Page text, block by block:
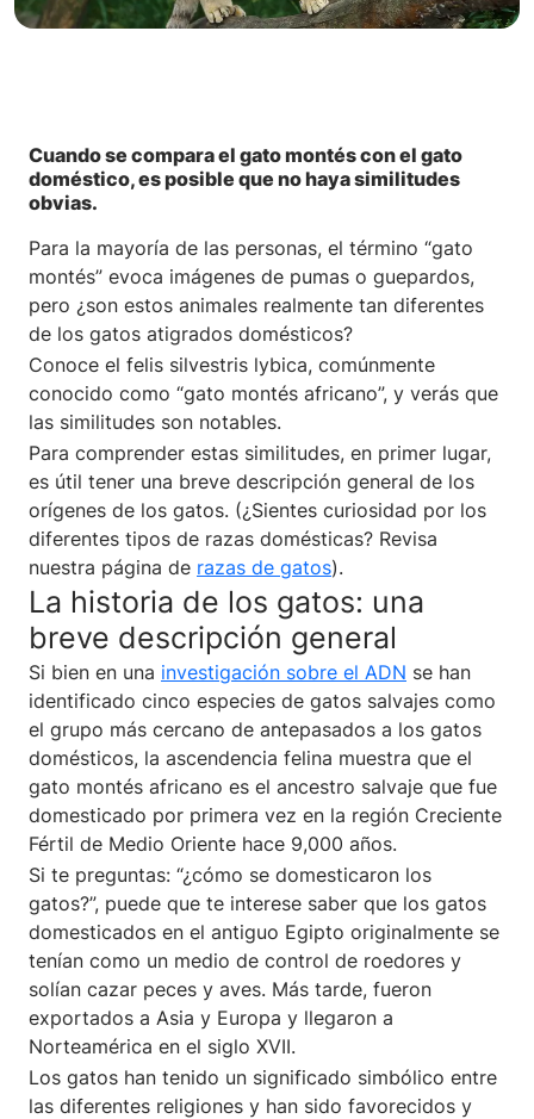
Cuando se compara el gato montés con el gato
doméstico, es posible que no haya similitudes
obvias.
Para la mayoría de las personas, el término “gato
montés” evoca imágenes de pumas o guepardos,
pero ¿son estos animales realmente tan diferentes
de los gatos atigrados domésticos?
Conoce el felis silvestris lybica, comúnmente
conocido como “gato montés africano”, y verás que
las similitudes son notables.
Para comprender estas similitudes, en primer lugar,
es útil tener una breve descripción general de los
orígenes de los gatos. (¿Sientes curiosidad por los
diferentes tipos de razas domésticas? Revisa
nuestra página de razas de gatos).
La historia de los gatos: una
breve descripción general
Si bien en una investigación sobre el ADN se han
identificado cinco especies de gatos salvajes como
el grupo más cercano de antepasados a los gatos
domésticos, la ascendencia felina muestra que el
gato montés africano es el ancestro salvaje que fue
domesticado por primera vez en la región Creciente
Fértil de Medio Oriente hace 9,000 años.
Si te preguntas: “¿cómo se domesticaron los
gatos?”, puede que te interese saber que los gatos
domesticados en el antiguo Egipto originalmente se
tenían como un medio de control de roedores y
solían cazar peces y aves. Más tarde, fueron
exportados a Asia y Europa y llegaron a
Norteamérica en el siglo XVII.
Los gatos han tenido un significado simbólico entre
las diferentes religiones y han sido favorecidos y